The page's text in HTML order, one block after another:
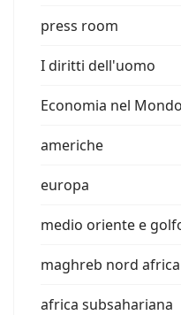
press room
I diritti dell'uomo
Economia nel Mondo
americhe
europa
medio oriente e
maghreb nord africa
africa subsahariana